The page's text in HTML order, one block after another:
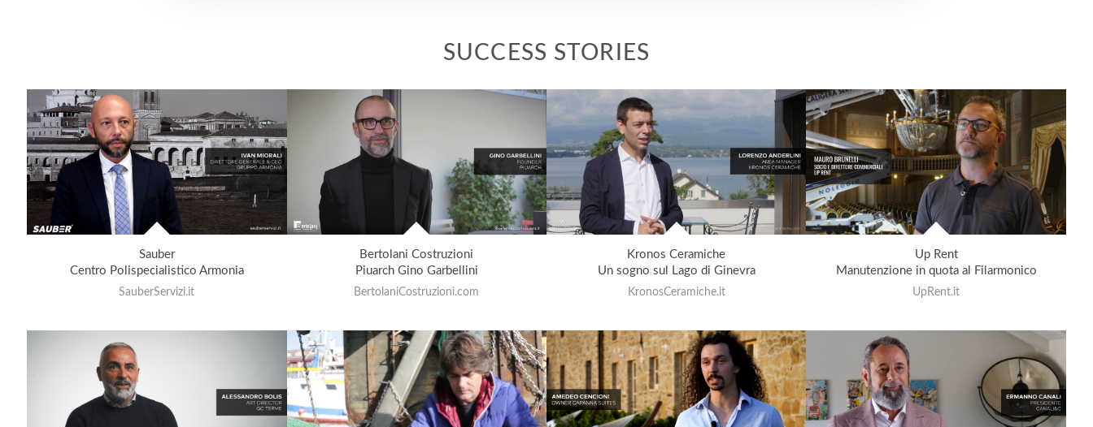
SUCCESS STORIES
Sauber
Centro Polispecialistico Armonia
SauberServizi.it
Bertolani Costruzioni
Piuarch Gino Garbellini
BertolaniCostruzioni.com
Kronos Ceramiche
Un sogno sul Lago di Ginevra
KronosCeramiche.it
Up Rent
Manutenzione in quota al Filarmonico
UpRent.it